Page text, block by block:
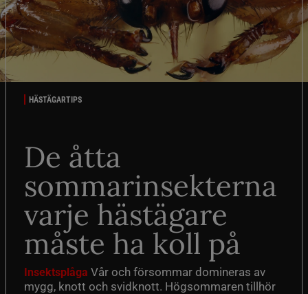
HÄSTÄGARTIPS
De åtta
sommarinsekterna
varje hästägare
måste ha koll på
Insektsplåga Vår och försommar domineras av
mygg, knott och svidknott. Högsommaren tillhör